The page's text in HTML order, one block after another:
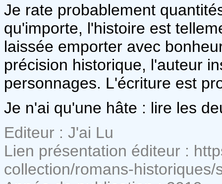
Je rate probablement
qu'importe, l'histoire est
laissée emporter avec
précision historique, l'auteur
personnages. L'écriture est
Je n'ai qu'une hâte : lire les
Editeur : J'ai Lu
Lien présentation éditeur :
collection/romans-historiques/